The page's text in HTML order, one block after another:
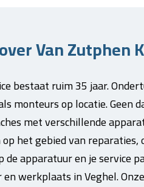
Van Zutphen
bestaat ruim 35 jaar.
monteurs op locatie.
met verschillende
het gebied van
de apparatuur en je service
werkplaats in Veghel.